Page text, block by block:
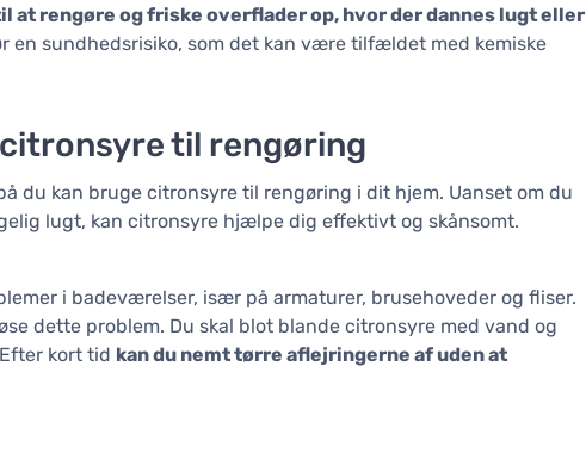
at rengøre og friske overflader op, hvor der dannes lugt eller
en sundhedsrisiko, som det kan være tilfældet med kemiske
til rengøring
du kan bruge citronsyre til rengøring i dit hjem. Uanset om du
lugt, kan citronsyre hjælpe dig effektivt og skånsomt.
i badeværelser, især på armaturer, brusehoveder og fliser.
dette problem. Du skal blot blande citronsyre med vand og
kort tid kan du nemt tørre aflejringerne af uden at